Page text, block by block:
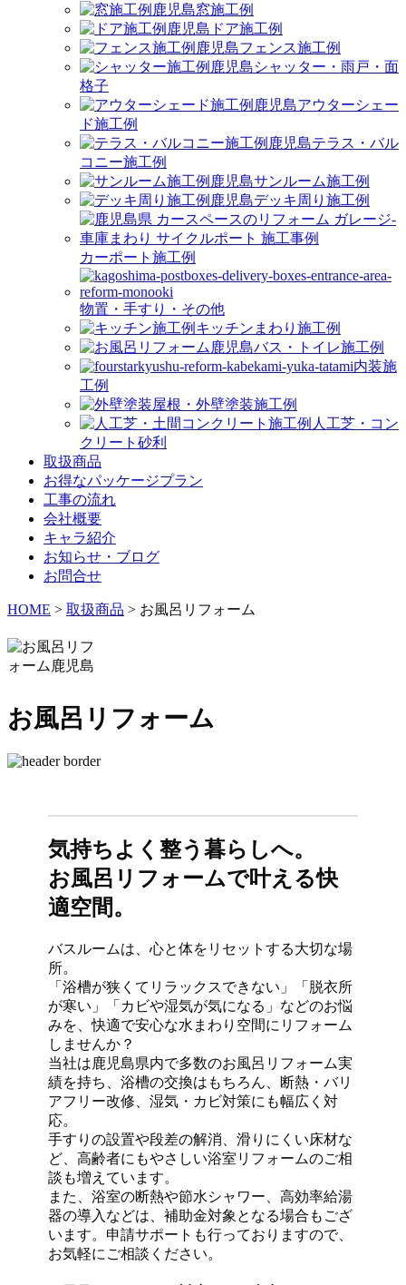
窓施工例
ドア施工例
フェンス施工例
シャッター・雨戸・面
格子
アウターシェー
ド施工例
テラス・バル
コニー施工例
サンルーム施工例
デッキ周り施工例
カーポート施工例
物置・手すり・その他
キッチンまわり施工例
バス・トイレ施工例
内装施
工例
屋根・外壁塗装施工例
人工芝・コン
クリート砂利
取扱商品
お得なパッケージプラン
工事の流れ
会社概要
キャラ紹介
お知らせ・ブログ
お問合せ
HOME > 取扱商品 > お風呂リフォーム
お風呂リフォーム
気持ちよく整う暮らしへ。
お風呂リフォームで叶える快
適空間。
バスルームは、心と体をリセットする大切な場
所。
「浴槽が狭くてリラックスできない」「脱衣所
が寒い」「カビや湿気が気になる」などのお悩
みを、快適で安心な水まわり空間にリフォーム
しませんか？
当社は鹿児島県内で多数のお風呂リフォーム実
績を持ち、浴槽の交換はもちろん、断熱・バリ
アフリー改修、湿気・カビ対策にも幅広く対
応。
手すりの設置や段差の解消、滑りにくい床材な
ど、高齢者にもやさしい浴室リフォームのご相
談も増えています。
また、浴室の断熱や節水シャワー、高効率給湯
器の導入などは、補助金対象となる場合もござ
います。申請サポートも行っておりますので、
お気軽にご相談ください。